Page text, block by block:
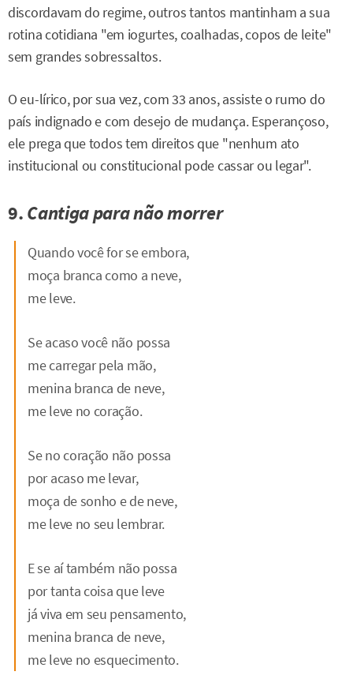
discordavam do regime, outros tantos mantinham a sua
rotina cotidiana "em iogurtes, coalhadas, copos de leite"
sem grandes sobressaltos.
O eu-lírico, por sua vez, com 33 anos, assiste o rumo do
país indignado e com desejo de mudança. Esperançoso,
ele prega que todos tem direitos que "nenhum ato
institucional ou constitucional pode cassar ou legar".
9.Cantiga para não morrer
Quando você for se embora,
moça branca como a neve,
me leve.
Se acaso você não possa
me carregar pela mão,
menina branca de neve,
me leve no coração.
Se no coração não possa
por acaso me levar,
moça de sonho e de neve,
me leve no seu lembrar.
E se aí também não possa
por tanta coisa que leve
já viva em seu pensamento,
menina branca de neve,
me leve no esquecimento.